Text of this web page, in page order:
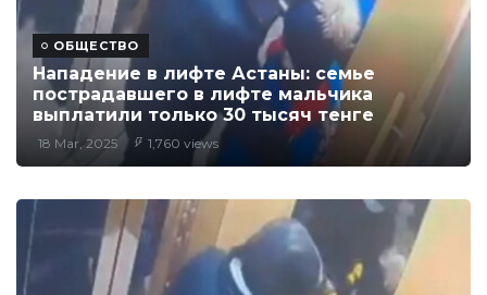
ОБЩЕСТВО
Нападение в лифте Астаны: семье
пострадавшего в лифте мальчика
выплатили только 30 тысяч тенге
18 Mar, 2025 1,760 views